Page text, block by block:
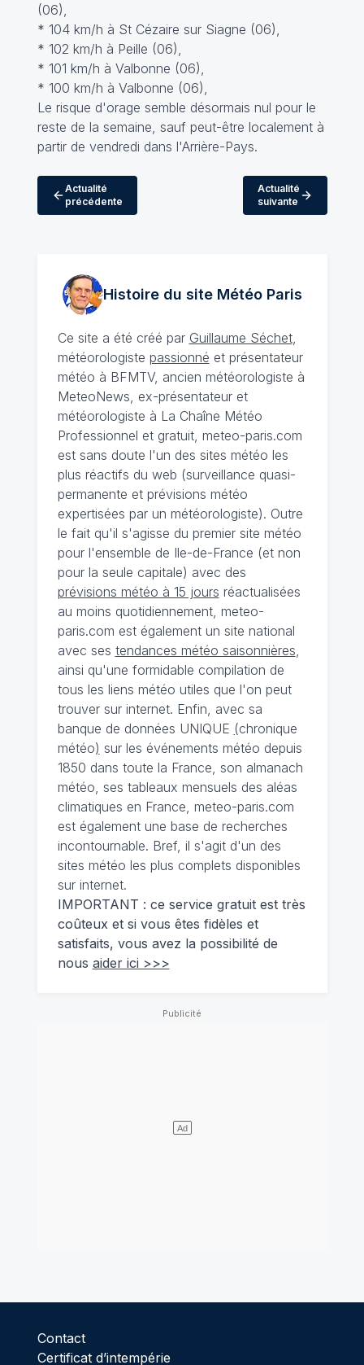
(06),
* 104 km/h à St Cézaire sur Siagne (06),
* 102 km/h à Peille (06),
* 101 km/h à Valbonne (06),
* 100 km/h à Valbonne (06),
Le risque d'orage semble désormais nul pour le
reste de la semaine, sauf peut-être localement à
partir de vendredi dans l'Arrière-Pays.
Actualité
précédente
Actualité
suivante
Histoire du site MétéoParis
Ce site a été créé par Guillaume Séchet,
météorologiste passionné et présentateur
météo à BFMTV, ancien météorologiste à
MeteoNews, ex-présentateur et
météorologiste à La Chaîne Météo
Professionnel et gratuit, meteo-paris.com
est sans doute l'un des sites météo les
plus réactifs du web (surveillance quasi-
permanente et prévisions météo
expertisées par un météorologiste). Outre
le fait qu'il s'agisse du premier site météo
pour l'ensemble de Ile-de-France (et non
pour la seule capitale) avec des
prévisions météo à 15 jours réactualisées
au moins quotidiennement, meteo-
paris.com est également un site national
avec ses tendances météo saisonnières
ainsi qu'une formidable compilation de
tous les liens météo utiles que l'on peut
trouver sur internet. Enfin, avec sa
banque de données UNIQUE (chronique
météo) sur les événements météo depuis
1850 dans toute la France, son almanach
météo, ses tableaux mensuels des aléas
climatiques en France, meteo-paris.com
est également une base de recherches
incontournable. Bref, il s'agit d'un des
sites météo les plus complets disponibles
sur internet.
IMPORTANT : ce service gratuit est très
coûteux et si vous êtes fidèles et
satisfaits, vous avez la possibilité de
nous aider ici >>>
Contact
Certificat d’intempérie